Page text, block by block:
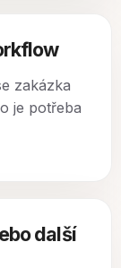
zakázka
je potřeba
další